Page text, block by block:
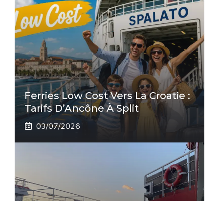
Ferries Low Cost Vers La Croatie :
Tarifs D’Ancône À Split
03/07/2026